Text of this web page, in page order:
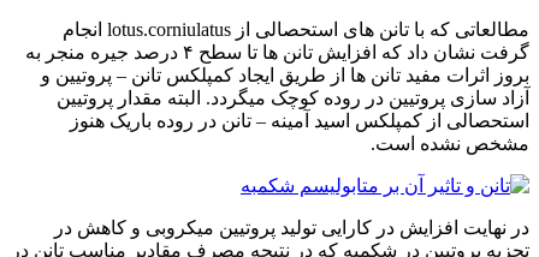
مطالعاتی که با تانن های استحصالی از lotus.corniulatus انجام
گرفت نشان داد که افزایش تانن ها تا سطح ۴ درصد جیره منجر به
بروز اثرات مفید تانن ها از طریق ایجاد کمپلکس تانن – پروتیین و
آزاد سازی پروتیین در روده کوچک میگردد. البته مقدار پروتیین
استحصالی از کمپلکس اسید آمینه – تانن در روده باریک هنوز
مشخص نشده است.
در نهایت افزایش در کارایی تولید پروتیین میکروبی و کاهش در
تجزیه پروتیین در شکمبه که در نتیجه مصرف مقادیر مناسب تانن در